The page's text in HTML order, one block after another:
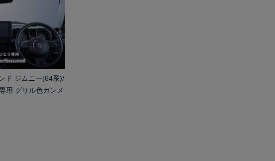
ド ジムニー(64系)/
用 グリル色ガンメ